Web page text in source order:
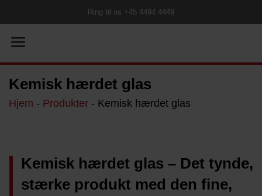
Ring til os +45 4494 4449
Kemisk hærdet glas
Hjem - Produkter - Kemisk hærdet glas
Kemisk hærdet glas – Det tynde,
stærke produkt med den fine,